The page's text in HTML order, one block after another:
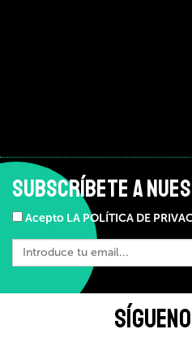
SUBSCRÍBETE A
Acepto LA POLÍTICA DE